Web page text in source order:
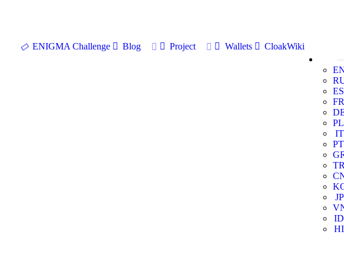
ENIGMA Challenge Blog Project Wallets
CloakWiki
ES
FR
PL
IT
PT
JP
ID
HI